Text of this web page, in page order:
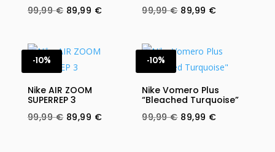
99,99€ Original
99,99 €.
89,99 €Current
99,99€ Original
99,99 €.
89,99 €Current
89,99 €.
-10%
Nike AIR ZOOM
SUPERREP 3
99,99€ Original
89,99 €Current
-10%
Nike Vomero Plus
“Bleached Turquoise”
99,99€ Original
89,99 €Current